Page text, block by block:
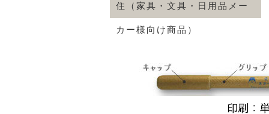
住（家具・文具・日用品メー
カー様向け商品）